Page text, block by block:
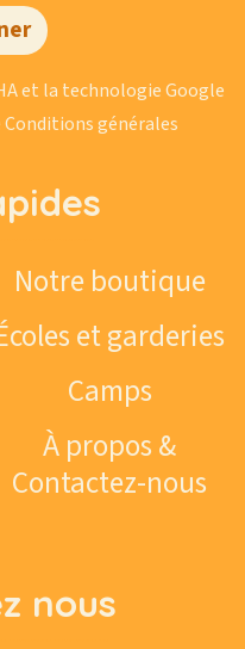
et la technologie Google
Conditions générales
Notre boutique
et garderies
Camps
À propos &
Contactez-nous
nous